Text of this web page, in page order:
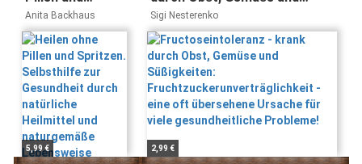
Spritzen.
Selbsthilfe zur
Gesundheit
durch natürliche
Heilmittel und
naturgemäße
Lebensweise
Anita Backhaus
5,99 €
Süßigkeiten:
Fruchtzuckerunverträglichkeit
- eine oft übersehene Ursache
für viele gesundheitliche
Probleme!
Sigi Nesterenko
2,99 €